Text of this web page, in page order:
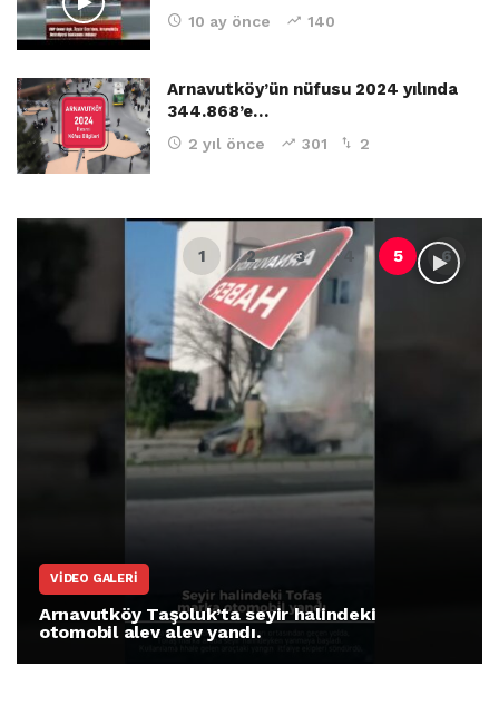
10 ay önce 140
Arnavutköy’ün nüfusu 2024 yılında
344.868’e…
2 yıl önce 301 2
VIDEO GALERI
Arnavutköy Taşoluk’ta seyir halindeki
otomobil alev alev yandı.